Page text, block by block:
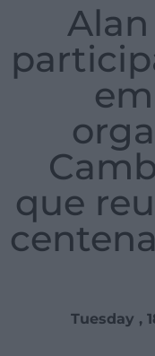
que
Tuesday ,